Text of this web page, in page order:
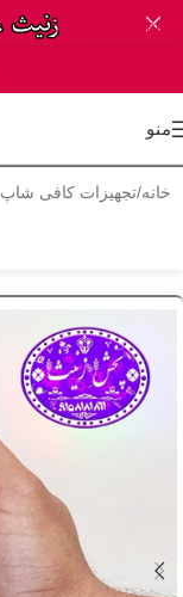
Skip to navigation
منو
خانه/تجهیزات کافی شاپ